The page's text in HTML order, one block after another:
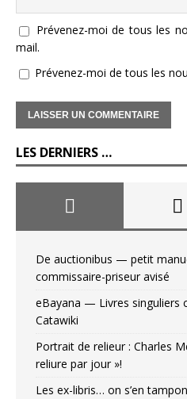
Prévenez-moi de tous les
mail.
Prévenez-moi de tous les
LES DERNIERS …
De auctionibus — petit
commissaire-priseur avisé
eBayana — Livres singuliers
Catawiki
Portrait de relieur : Charles
reliure par jour »!
Les ex-libris… on s’en